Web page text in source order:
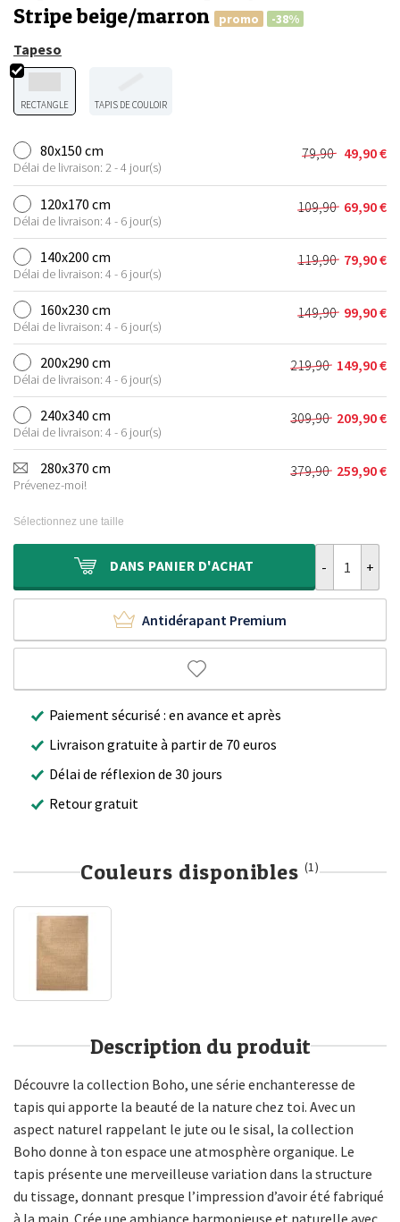
Stripe beige/marron
promo -38%
Tapeso
RECTANGLE TAPIS DE COULOIR
80x150 cm
Délai de livraison: 2 - 4 jour(s)
79,90
Le
prix
initial
était :
79,90 €.
49,90€
Le
prix
actuel
est :
49,90 €.
120x170 cm
Délai de livraison: 4 - 6 jour(s)
109,90
Le
prix
initial
était :
109,90 €.
69,90€
Le
prix
actuel
est :
69,90 €.
140x200 cm
Délai de livraison: 4 - 6 jour(s)
119,90
Le
prix
initial
était :
119,90 €.
79,90€
Le
prix
actuel
est :
79,90 €.
160x230 cm
Délai de livraison: 4 - 6 jour(s)
149,90
Le
prix
initial
était :
149,90 €.
99,90€
Le
prix
actuel
est :
99,90 €.
200x290 cm
Délai de livraison: 4 - 6 jour(s)
219,90
Le
prix
initial
était :
219,90 €.
149,90€
Le
prix
actuel
est :
149,90 €.
240x340 cm
Délai de livraison: 4 - 6 jour(s)
309,90
Le
prix
initial
était :
209,90€
Le
prix
actuel
est :
280x370 cm
Prévenez-moi!
379,90
Le
379,90 €.
259,90€
Le
259,90 €.
Sélectionnez une taille
DANS PANIER D'ACHAT
Antidérapant Premium
Paiement sécurisé : en avance et après
Livraison gratuite à partir de 70 euros
Délai de réflexion de 30 jours
Retour gratuit
Couleurs disponibles (1)
Description du produit
Découvre la collection Boho, une série enchanteresse de
tapis qui apporte la beauté de la nature chez toi. Avec un
aspect naturel rappelant le jute ou le sisal, la collection
Boho donne à ton espace une atmosphère organique. Le
tapis présente une merveilleuse variation dans la structure
du tissage, donnant presque l’impression d’avoir été fabriqué
à la main. Crée une ambiance harmonieuse et naturelle avec